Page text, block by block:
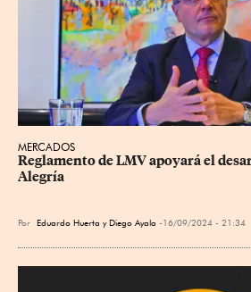
MERCADOS
Reglamento de LMV apoyará el
Alegría
Por Eduardo Huerta yDiego Ayala 16/09/2024 - 21:34